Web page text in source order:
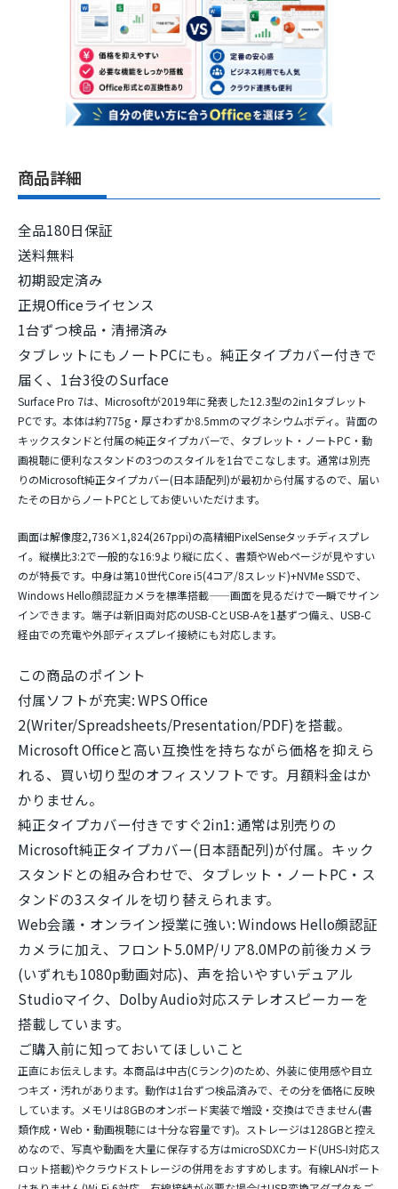
商品詳細
全品180日保証
送料無料
初期設定済み
正規Officeライセンス
1台ずつ検品・清掃済み
タブレットにもノートPCにも。純正タイプカバー付きで
届く、1台3役のSurface
Surface Pro 7は、Microsoftが2019年に発表した12.3型の2in1タブレット
PCです。本体は約775g・厚さわずか8.5mmのマグネシウムボディ。背面の
キックスタンドと付属の純正タイプカバーで、 タブレット・ノートPC・動
画視聴に便利なスタンドの3つのスタイルを1台でこなします。通常は別売
りのMicrosoft純正タイプカバー(日本語配列)が最初から付属するので、届い
たその日からノートPCとしてお使いいただけます。
画面は解像度2,736×1,824(267ppi)の高精細PixelSenseタッチディスプレ
イ。縦横比3:2で一般的な16:9より縦に広く、書類やWebページが見やすい
のが特長です。中身は第10世代Core i5(4コア/8スレッド)+NVMe SSDで、
Windows Hello顔認証カメラを標準搭載——画面を見るだけで一瞬でサイン
インできます。端子は新旧両対応のUSB-CとUSB-Aを1基ずつ備え、USB-C
経由での充電や外部ディスプレイ接続にも対応します。
この商品のポイント
付属ソフトが充実:WPS Office
2(Writer/Spreadsheets/Presentation/PDF)を搭載。
Microsoft Officeと高い互換性を持ちながら価格を抑えら
れる、買い切り型のオフィスソフトです。月額料金はか
かりません。
純正タイプカバー付きですぐ2in1:通常は別売りの
Microsoft純正タイプカバー(日本語配列)が付属。キック
スタンドとの組み合わせで、タブレット・ノートPC・ス
タンドの3スタイルを切り替えられます。
Web会議・オンライン授業に強い:Windows Hello顔認証
カメラに加え、フロント5.0MP/リア8.0MPの前後カメラ
(いずれも1080p動画対応)、声を拾いやすいデュアル
Studioマイク、Dolby Audio対応ステレオスピーカーを
搭載しています。
ご購入前に知っておいてほしいこと
正直にお伝えします。本商品は中古(Cランク)のため、外装に使用感や目立
つキズ・汚れがあります。動作は1台ずつ検品済みで、その分を価格に反映
しています。メモリは8GBのオンボード実装で増設・交換はできません(書
類作成・Web・動画視聴には十分な容量です)。ストレージは128GBと控え
めなので、写真や動画を大量に保存する方はmicroSDXCカード(UHS-I対応ス
ロット搭載)やクラウドストレージの併用をおすすめします。有線LANポート